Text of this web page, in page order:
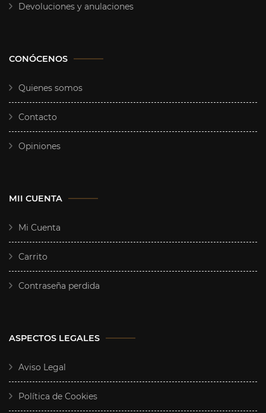
Devoluciones y anulaciones
CONÓCENOS
Quienes somos
Contacto
Opiniones
MII CUENTA
Mi Cuenta
Carrito
Contraseña perdida
ASPECTOS LEGALES
Aviso Legal
Política de Cookies